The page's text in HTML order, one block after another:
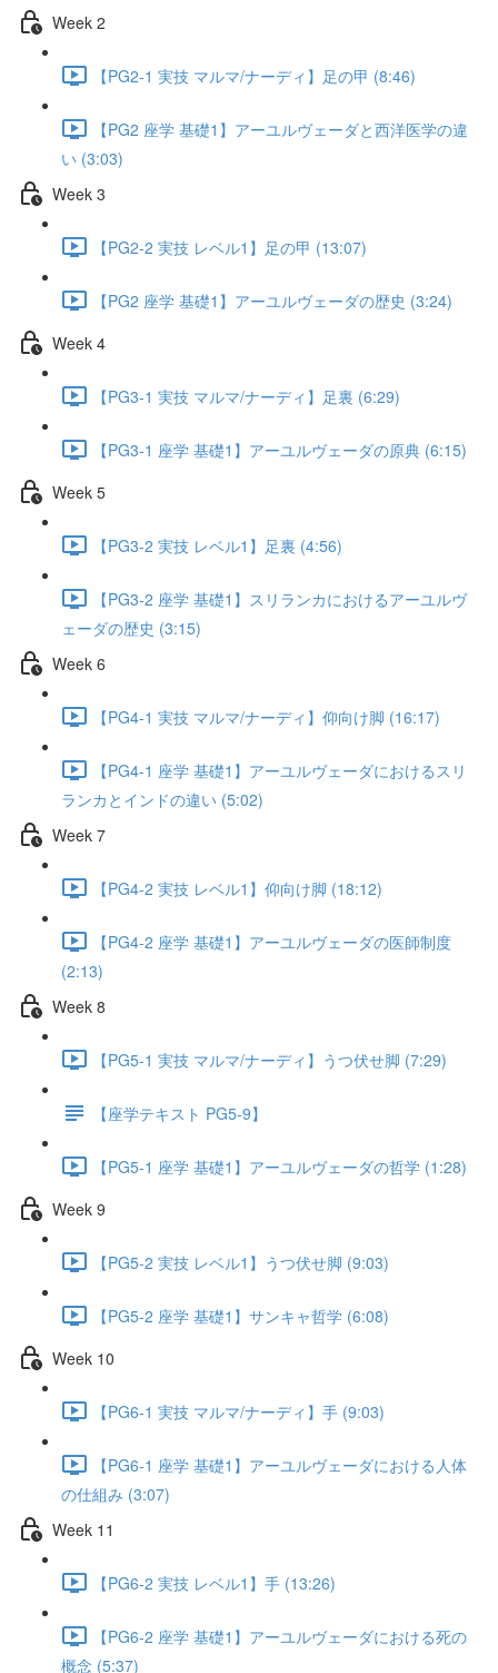
Week 2
【PG2-1 実技 マルマ/ナーディ】足の甲 (8:46)
【PG2 座学 基礎1】アーユルヴェーダと西洋医学の違
い (3:03)
Week 3
【PG2-2 実技 レベル1】足の甲 (13:07)
【PG2 座学 基礎1】アーユルヴェーダの歴史 (3:24)
Week 4
【PG3-1 実技 マルマ/ナーディ】足裏 (6:29)
【PG3-1 座学 基礎1】アーユルヴェーダの原典 (6:15)
Week 5
【PG3-2 実技 レベル1】足裏 (4:56)
【PG3-2 座学 基礎1】スリランカにおけるアーユルヴ
ェーダの歴史 (3:15)
Week 6
【PG4-1 実技 マルマ/ナーディ】仰向け脚 (16:17)
【PG4-1 座学 基礎1】アーユルヴェーダにおけるスリ
ランカとインドの違い (5:02)
Week 7
【PG4-2 実技 レベル1】仰向け脚 (18:12)
【PG4-2 座学 基礎1】アーユルヴェーダの医師制度
(2:13)
Week 8
【PG5-1 実技 マルマ/ナーディ】うつ伏せ脚 (7:29)
【座学テキスト PG5-9】
【PG5-1 座学 基礎1】アーユルヴェーダの哲学 (1:28)
Week 9
【PG5-2 実技 レベル1】うつ伏せ脚 (9:03)
【PG5-2 座学 基礎1】サンキャ哲学 (6:08)
Week 10
【PG6-1 実技 マルマ/ナーディ】手 (9:03)
【PG6-1 座学 基礎1】アーユルヴェーダにおける人体
の仕組み (3:07)
Week 11
【PG6-2 実技 レベル1】手 (13:26)
【PG6-2 座学 基礎1】アーユルヴェーダにおける死の
概念 (5:37)